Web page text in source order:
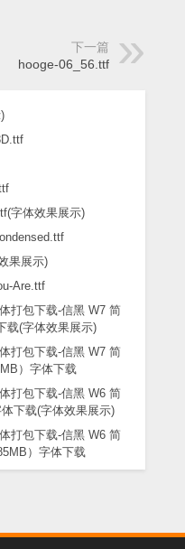
下一篇
hooge-06_56.ttf
Are.ttf
打包下载-信黑 W7 简
）字体下载
打包下载-信黑 W6 简
）字体下载